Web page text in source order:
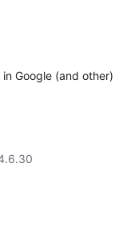
Google (and other)